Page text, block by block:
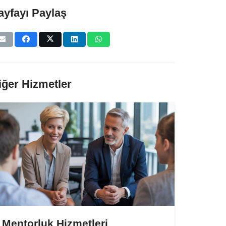
Paylaş
Hizmetler
Mentorluk Hizmetleri